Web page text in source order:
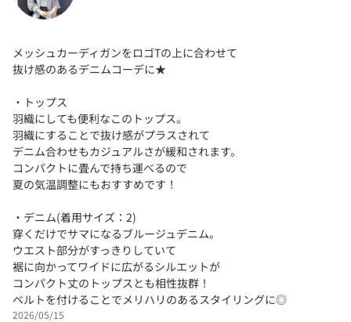
メッシュカーディガンをロゴTの上に合わせて
抜け感のあるデニムコーデに★
・トップス
羽織にしても便利なこのトップス。
羽織にすることで抜け感がプラスされて
デニム合わせもカジュアルさが緩和されます。
コンパクトに畳んで持ち運べるので
夏の気温調整にもおすすめです！
・デニム(着用サイズ：2)
穿くだけでサマになるブルージュデニム。
ウエスト部分がすっきりしていて
裾に向かってワイドに広がるシルエットが
コンパクト丈のトップスとも相性抜群！
ベルトを付けることでメリハリのあるスタイリングに◎
2026/05/15